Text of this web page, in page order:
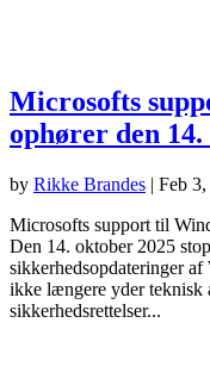
Microsofts
ophører den
by Rikke Brandes | Feb
Microsofts support til
Den 14. oktober 2025
sikkerhedsopdateringer
ikke længere yder teknisk
sikkerhedsrettelser...